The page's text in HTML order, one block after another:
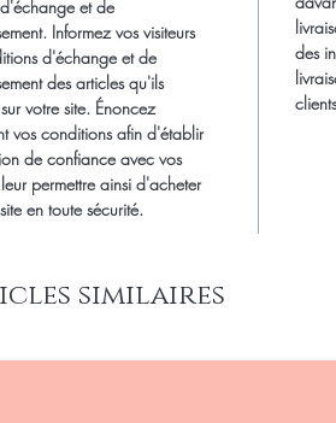
et de
Informez vos visiteurs
d'échange et de
des articles qu'ils
votre site. Énoncez
vos conditions afin d'établir
de confiance avec vos
permettre ainsi d'acheter
en toute sécurité.
des
similaires